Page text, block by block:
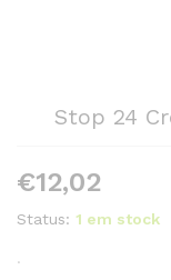
Stop 24
€12,02
Status: 1 em stock
.